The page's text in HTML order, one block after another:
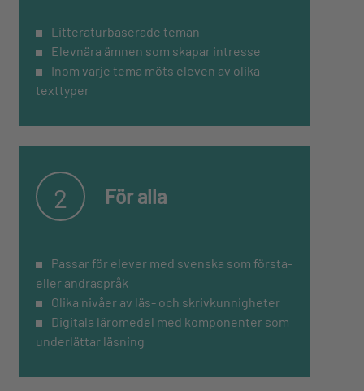
Litteraturbaserade teman
Elevnära ämnen som skapar intresse
Inom varje tema möts eleven av olika
texttyper
2 För alla
Passar för elever med svenska som första-
eller andraspråk
Olika nivåer av läs- och skrivkunnigheter
Digitala läromedel med komponenter som
underlättar läsning